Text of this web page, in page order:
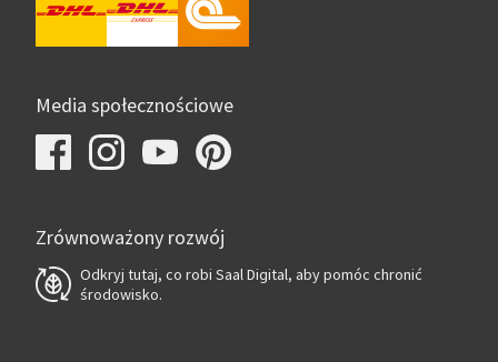
Media społecznościowe
Zrównoważony rozwój
Odkryj tutaj, co robi Saal Digital, aby pomóc chronić
środowisko.